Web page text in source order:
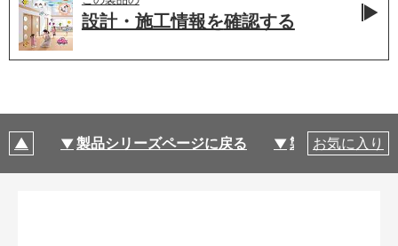
設計・施工情報を確認する
製品シリーズページに戻る 製品仕様
お気に入り